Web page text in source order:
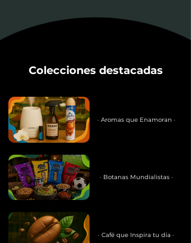
Colecciones destacadas
· Aromas que Enamoran ·
· Botanas Mundialistas ·
· Café que Inspira tu día ·